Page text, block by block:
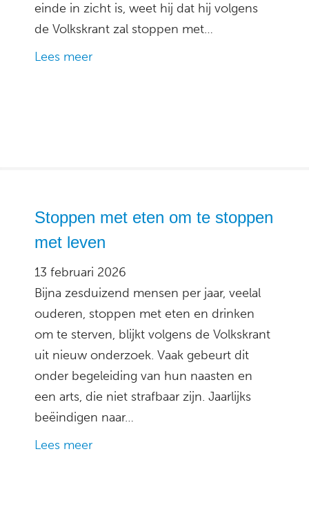
einde in zicht is, weet hij dat hij volgens
de Volkskrant zal stoppen met…
Lees meer
Stoppen met eten om te stoppen
met leven
13 februari 2026
Bijna zesduizend mensen per jaar, veelal
ouderen, stoppen met eten en drinken
om te sterven, blijkt volgens de Volkskrant
uit nieuw onderzoek. Vaak gebeurt dit
onder begeleiding van hun naasten en
een arts, die niet strafbaar zijn. Jaarlijks
beëindigen naar…
Lees meer